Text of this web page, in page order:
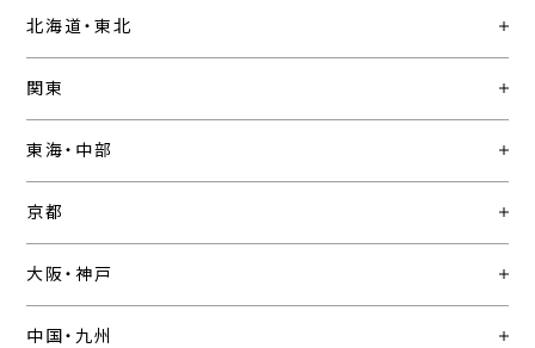
北海道・東北
関東
東海・中部
京都
大阪・神戸
中国・九州